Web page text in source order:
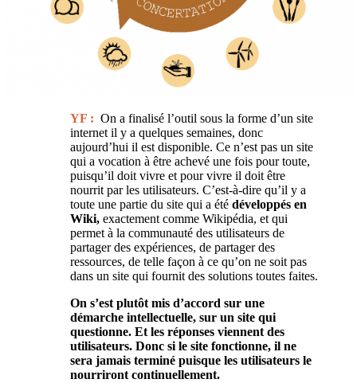
YF : On a finalisé l’outil sous la forme d’un site
internet il y a quelques semaines, donc
aujourd’hui il est disponible. Ce n’est pas un site
qui a vocation à être achevé une fois pour toute,
puisqu’il doit vivre et pour vivre il doit être
nourrit par les utilisateurs. C’est-à-dire qu’il y a
toute une partie du site qui a été développés en
Wiki, exactement comme Wikipédia, et qui
permet à la communauté des utilisateurs de
partager des expériences, de partager des
ressources, de telle façon à ce qu’on ne soit pas
dans un site qui fournit des solutions toutes faites.
On s’est plutôt mis d’accord sur une
démarche intellectuelle, sur un site qui
questionne. Et les réponses viennent des
utilisateurs. Donc si le site fonctionne, il ne
sera jamais terminé puisque les utilisateurs le
nourriront continuellement.